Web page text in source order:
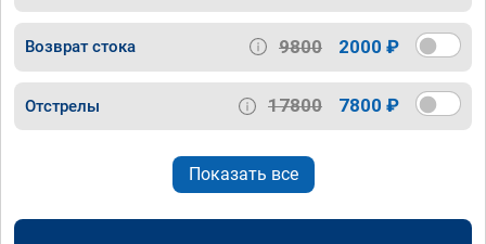
Возврат стока 9800 2000 ₽
Отстрелы 17800 7800 ₽
Показать все